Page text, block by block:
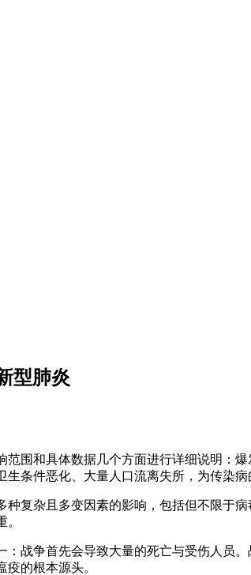
型肺炎
围和具体数据几个方面进行详细说明：
条件恶化、大量人口流离失所，为传染病
复杂且多变因素的影响，包括但不限于
战争首先会导致大量的死亡与受伤人员
的根本源头。